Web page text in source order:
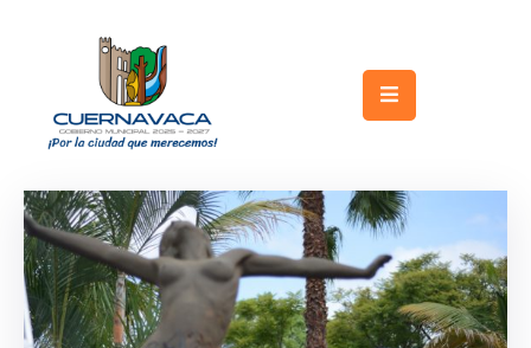
Gobierno
Turismo
Trámites
y
Servicios